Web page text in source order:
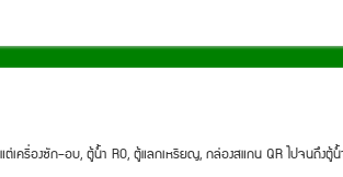
ครื่องซัก–อบ, ตู้น้ำ RO, ตู้แลกเหรียญ, กล่องสแกน QR ไปจนถึงตู้